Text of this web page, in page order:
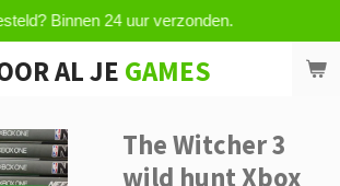
AL JE GAMES
Binnen 24 uur verzonden.
The Witcher 3
wild hunt Xbox